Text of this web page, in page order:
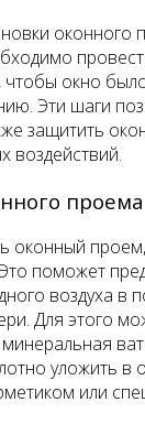
оконного
окно
Эти шаги
защитить
воздействий.
проема
оконный
поможет
воздуха в
Для этого
уложить
или